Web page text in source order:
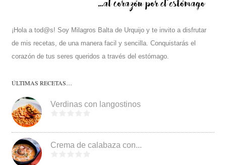
¡Hola a tod@s! Soy Milagros Balta de Urquijo y te invito a disfrutar
de mis recetas, de una manera facil y sencilla. Conquistarás el
corazón de tus seres queridos a través del estómago.
ÚLTIMAS RECETAS…
Verdinas con langostinos
Crema de calabaza con...